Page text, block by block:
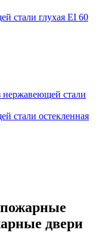
стали глухая EI 60
стали остекленная
двери